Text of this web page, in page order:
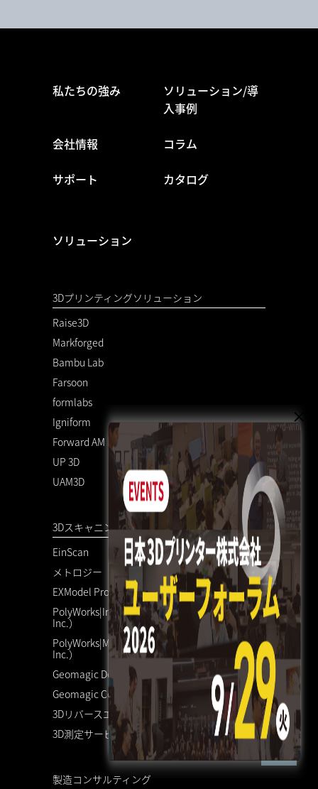
私たちの強み
ソリューション/導
入事例
会社情報 コラム
サポート カタログ
ソリューション
3Dプリンティングソリューション
Raise3D
Markforged
Bambu Lab
Farsoon
formlabs
Igniform
Forward AM
UP 3D
UAM3D
3Dスキャニングソリューション
EinScan
メトロジー
EXModel Pro
PolyWorks|Inspector™（InnovMetric Software
Inc.）
PolyWorks|Modeler™（InnovMetric Software
Inc.）
Geomagic Design X
Geomagic Control X
3Dリバースエンジニアリング
3D測定サービス
製造コンサルティング